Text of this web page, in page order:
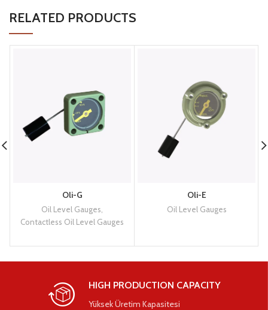
RELATED PRODUCTS
Oli-G
Oil Level Gauges
Contactless Oil Level Gauges
Oli-E
Oil Level Gauges
HIGH PRODUCTION CAPACITY
Yüksek Üretim Kapasitesi